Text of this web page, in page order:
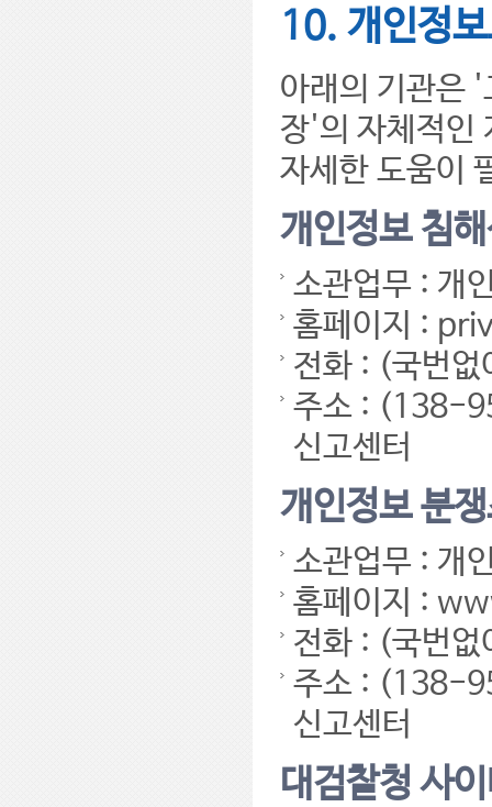
10. 개인정
아래의 기관은
장'의 자체적인
자세한 도움이
개인정보 침
소관업무 : 개
홈페이지 :
전화 : (국번
주소 : (138-
신고센터
개인정보 분
소관업무 : 개
홈페이지 :
전화 : (국번
주소 : (138-
신고센터
대검찰청 사